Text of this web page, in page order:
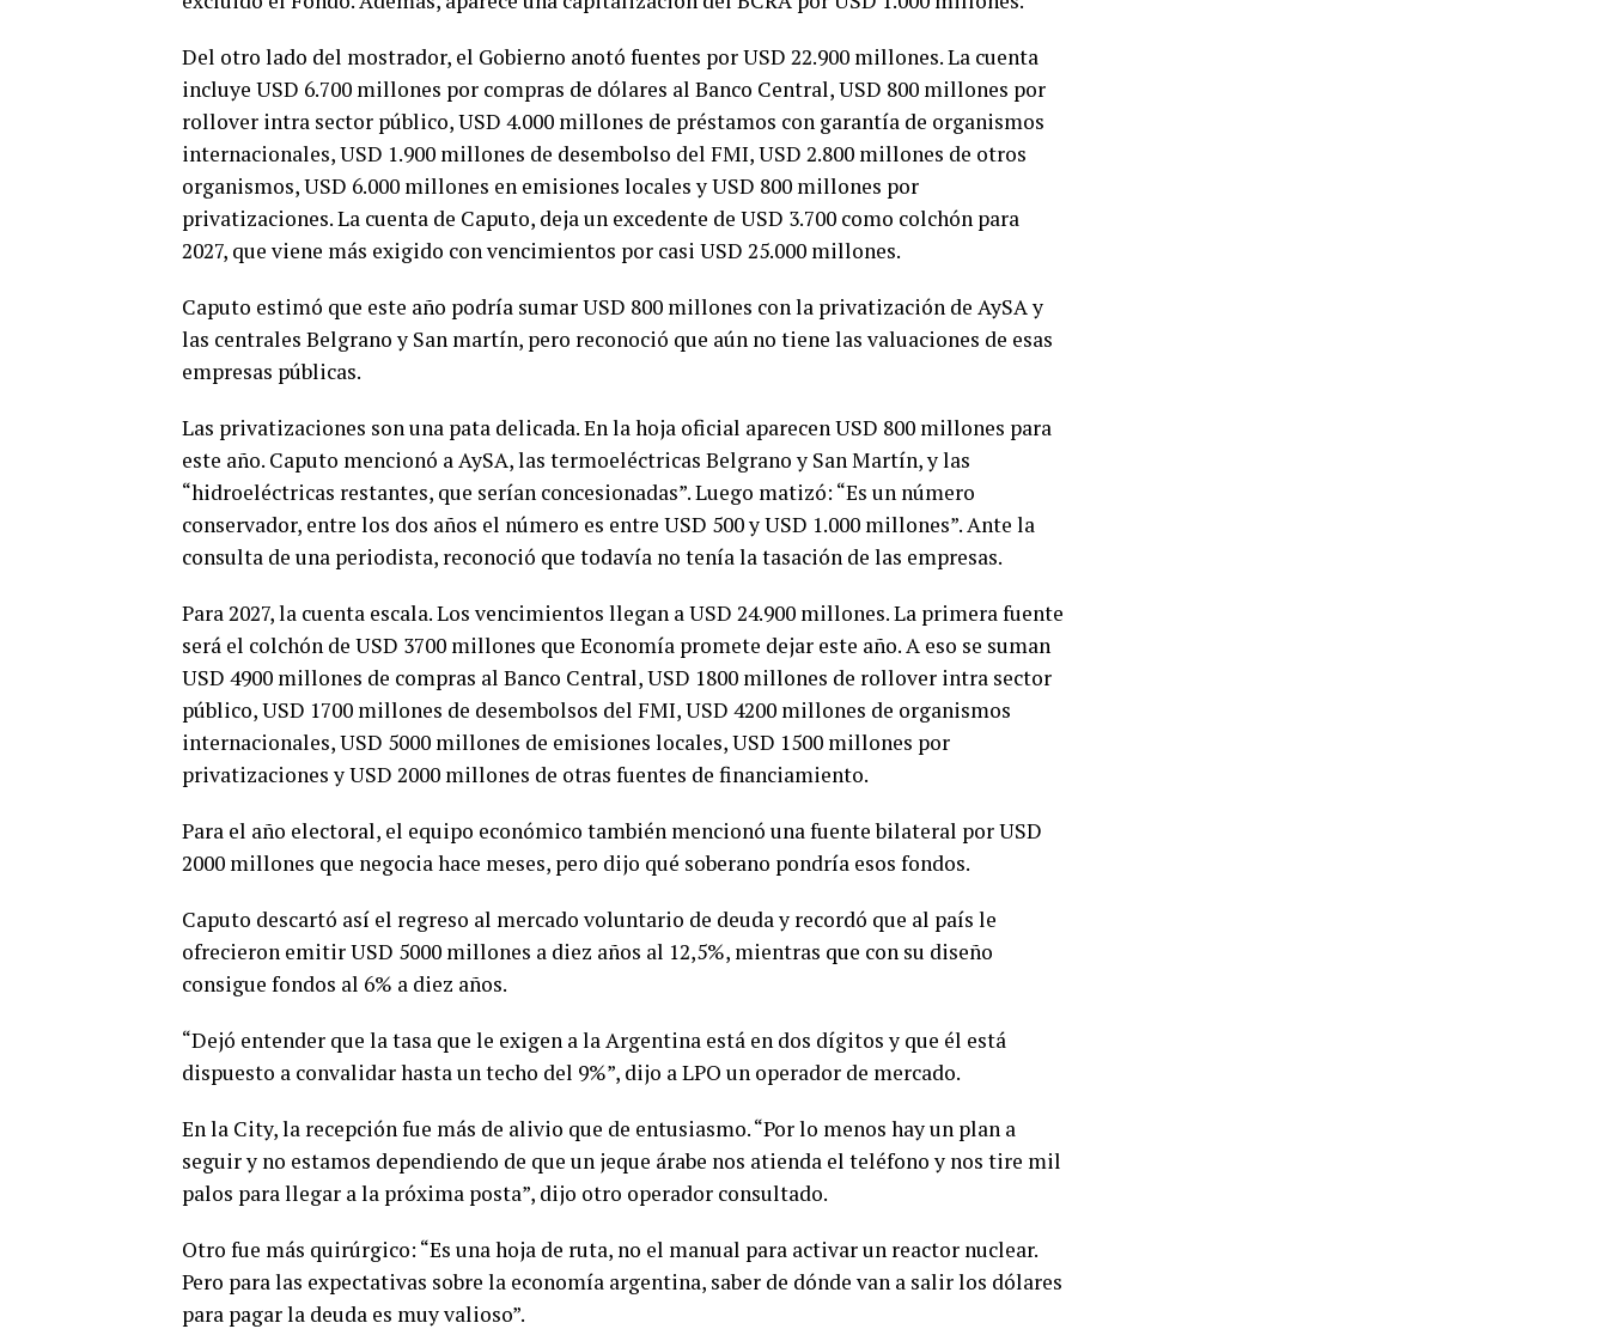
Del otro lado del mostrador, el Gobierno anotó fuentes por USD 22.900 millones. La cuenta
incluye USD 6.700 millones por compras de dólares al Banco Central, USD 800 millones por
rollover intra sector público, USD 4.000 millones de préstamos con garantía de organismos
internacionales, USD 1.900 millones de desembolso del FMI, USD 2.800 millones de otros
organismos, USD 6.000 millones en emisiones locales y USD 800 millones por
privatizaciones. La cuenta de Caputo, deja un excedente de USD 3.700 como colchón para
2027, que viene más exigido con vencimientos por casi USD 25.000 millones.
Caputo estimó que este año podría sumar USD 800 millones con la privatización de AySA y
las centrales Belgrano y San martín, pero reconoció que aún no tiene las valuaciones de esas
empresas públicas.
Las privatizaciones son una pata delicada. En la hoja oficial aparecen USD 800 millones para
este año. Caputo mencionó a AySA, las termoeléctricas Belgrano y San Martín, y las
“hidroeléctricas restantes, que serían concesionadas”. Luego matizó: “Es un número
conservador, entre los dos años el número es entre USD 500 y USD 1.000 millones”. Ante la
consulta de una periodista, reconoció que todavía no tenía la tasación de las empresas.
Para 2027, la cuenta escala. Los vencimientos llegan a USD 24.900 millones. La primera fuente
será el colchón de USD 3700 millones que Economía promete dejar este año. A eso se suman
USD 4900 millones de compras al Banco Central, USD 1800 millones de rollover intra sector
público, USD 1700 millones de desembolsos del FMI, USD 4200 millones de organismos
internacionales, USD 5000 millones de emisiones locales, USD 1500 millones por
privatizaciones y USD 2000 millones de otras fuentes de financiamiento.
Para el año electoral, el equipo económico también mencionó una fuente bilateral por USD
2000 millones que negocia hace meses, pero dijo qué soberano pondría esos fondos.
Caputo descartó así el regreso al mercado voluntario de deuda y recordó que al país le
ofrecieron emitir USD 5000 millones a diez años al 12,5%, mientras que con su diseño
consigue fondos al 6% a diez años.
“Dejó entender que la tasa que le exigen a la Argentina está en dos dígitos y que él está
dispuesto a convalidar hasta un techo del 9%”, dijo a LPO un operador de mercado.
En la City, la recepción fue más de alivio que de entusiasmo. “Por lo menos hay un plan a
seguir y no estamos dependiendo de que un jeque árabe nos atienda el teléfono y nos tire mil
palos para llegar a la próxima posta”, dijo otro operador consultado.
Otro fue más quirúrgico: “Es una hoja de ruta, no el manual para activar un reactor nuclear.
Pero para las expectativas sobre la economía argentina, saber de dónde van a salir los dólares
para pagar la deuda es muy valioso”.